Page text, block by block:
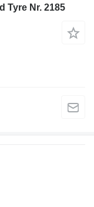
Tyre Nr. 2185